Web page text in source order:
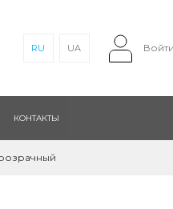
RU UA
КОНТАКТЫ